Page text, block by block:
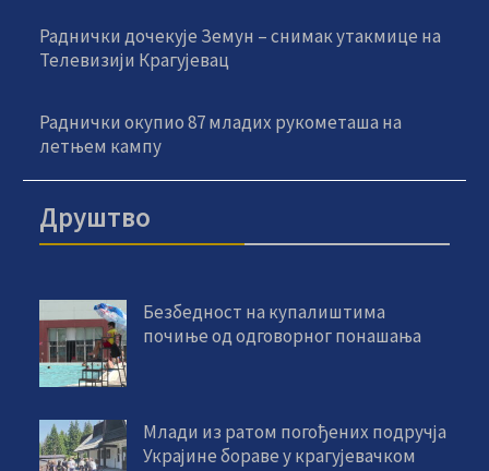
Раднички дочекује Земун – снимак утакмице на
Телевизији Крагујевац
Раднички окупио 87 младих рукометаша на
летњем кампу
Друштво
Безбедност на купалиштима
почиње од одговорног понашања
Млади из ратом погођених подручја
Украјине бораве у крагујевачком